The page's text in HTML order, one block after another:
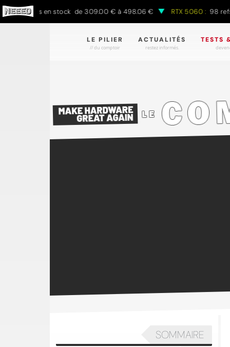
refs en stock de 309.00 € à 498.06 € RTX 5060 : 98 refs en
LE PILIER
// du comptoir
ACTUALITÉS
restez informés.
TESTS
SOMMAIRE